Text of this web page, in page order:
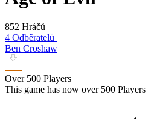
852 Hráčů
4 Odběratelů
Ben Croshaw
Over 500 Players
This game has now over 500 Players